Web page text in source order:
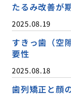
たるみ改善が
2025.08.19
すきっ歯（空
要性
2025.08.18
歯列矯正と顔